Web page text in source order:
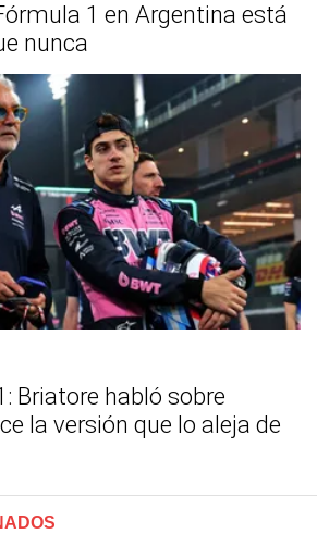
1 en Argentina está
nunca
Briatore habló sobre
la versión que lo aleja de